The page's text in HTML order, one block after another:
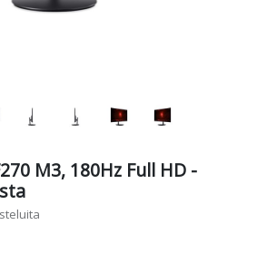
M3, 180Hz Full HD -